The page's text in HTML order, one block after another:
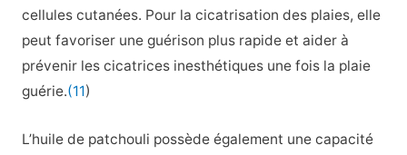
cellules cutanées. Pour la cicatrisation des plaies, elle
peut favoriser une guérison plus rapide et aider à
prévenir les cicatrices inesthétiques une fois la plaie
guérie.(11)
L’huile de patchouli possède également une capacité